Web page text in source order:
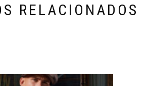
RELACIONADOS